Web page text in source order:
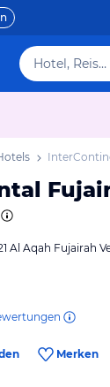
Hotel, Reiseziel
Al Aqah Fujairah
Merken